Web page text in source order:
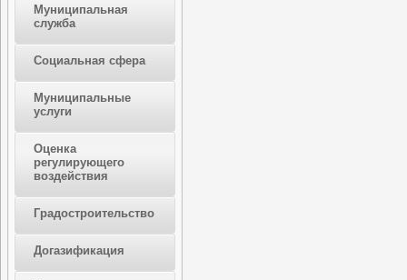
Муниципальная
служба
Социальная сфера
Муниципальные
услуги
Оценка
регулирующего
воздействия
Градостроительство
Догазификация